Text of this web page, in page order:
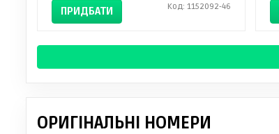
ПРИДБАТИ Код: 1152092-46
ОРИГІНАЛЬНІ НОМЕРИ